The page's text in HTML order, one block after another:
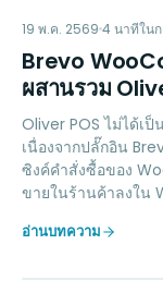
BW
MARKETING
19 พ.ค. 2569 4นาทีใน
Brevo
ผสานรวม
Oliver POS ไม่ได้เ
เนื่องจากปลั๊กอิน
ซิงค์คำสั่งซื้อของ
ขายในร้านค้าลงใน
อ่านบทความ